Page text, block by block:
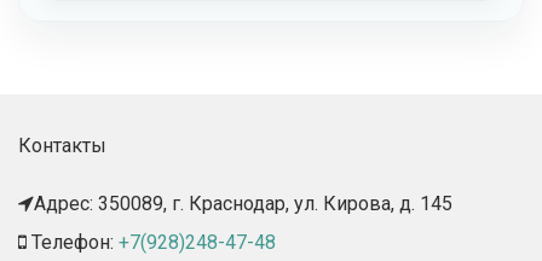
Контакты
Адрес: 350089, г. Краснодар, ул. Кирова, д. 145​
Телефон: +7(928)248-47-48